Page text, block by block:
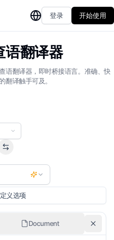
登录 开始使用
语翻译器
语翻译器，即时桥接语言。准确、快
翻译触手可及。
义选项
Document